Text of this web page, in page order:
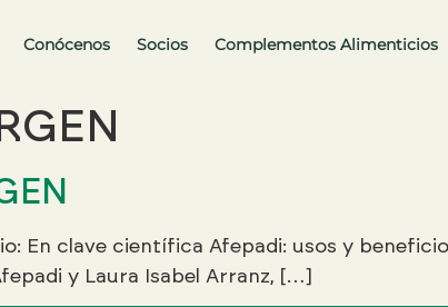
Conócenos Socios Complementos Alimenticios
En clave científica Afepadi: usos y
y Laura Isabel Arranz, […]